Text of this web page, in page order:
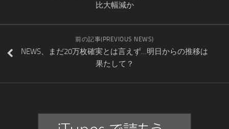
比大幅減か
前の記事(PREVIOUS NEWS)
NEWS、まだ20万枚確実とは言えず…明日からの推移は
果たして？